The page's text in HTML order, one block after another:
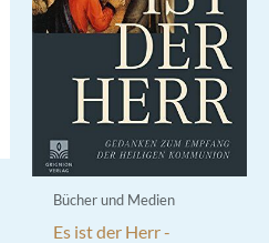
Bücher und Medien
Es ist der Herr -